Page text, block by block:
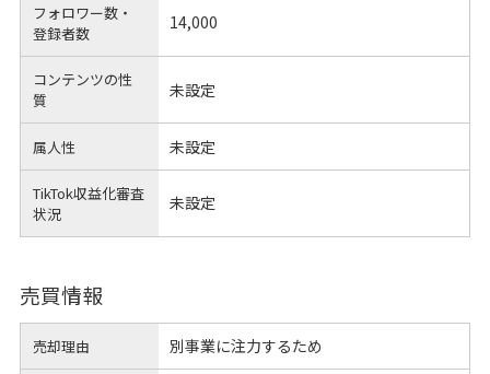
フォロワー数・
登録者数
14,000
コンテンツの性
質
未設定
属人性 未設定
TikTok収益化審査
状況
未設定
売買情報
売却理由 別事業に注力するため